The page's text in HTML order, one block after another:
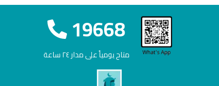
19668
متاح يومياً على مدار ٢٤ ساعة